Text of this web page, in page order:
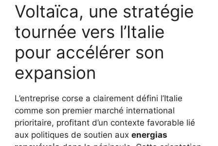
Voltaïca, une stratégie
tournée vers l’Italie
pour accélérer son
expansion
L’entreprise corse a clairement défini l’Italie
comme son premier marché international
prioritaire, profitant d’un contexte favorable lié
aux politiques de soutien aux energias